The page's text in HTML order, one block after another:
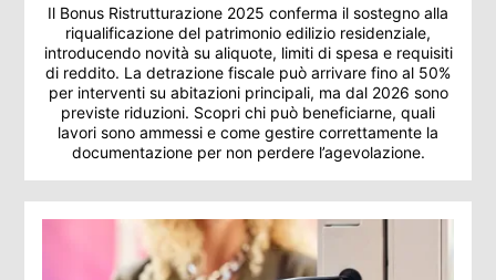
Il Bonus Ristrutturazione 2025 conferma il sostegno alla
riqualificazione del patrimonio edilizio residenziale,
introducendo novità su aliquote, limiti di spesa e requisiti
di reddito. La detrazione fiscale può arrivare fino al 50%
per interventi su abitazioni principali, ma dal 2026 sono
previste riduzioni. Scopri chi può beneficiarne, quali
lavori sono ammessi e come gestire correttamente la
documentazione per non perdere l’agevolazione.